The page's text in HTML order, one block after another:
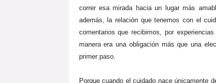
correr esa mirada hacia un lugar más
además, la relación que tenemos con el
comentarios que recibimos, por
manera era una obligación más que una
primer paso.
Porque cuando el cuidado nace únicamente